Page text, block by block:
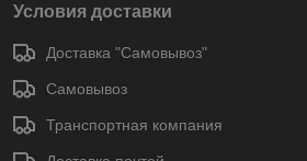
Условия доставки
Доставка "Самовывоз"
Самовывоз
Транспортная компания